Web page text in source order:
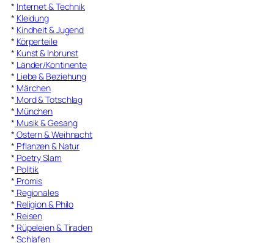
* Internet & Technik
* Kleidung
* Kindheit & Jugend
* Körperteile
* Kunst & Inbrunst
* Länder/Kontinente
* Liebe & Beziehung
* Märchen
* Mord & Totschlag
* München
* Musik & Gesang
* Ostern & Weihnacht
* Pflanzen & Natur
* Poetry Slam
* Politik
* Promis
* Regionales
* Religion & Philo
* Reisen
* Rüpeleien & Tiraden
* Schlafen